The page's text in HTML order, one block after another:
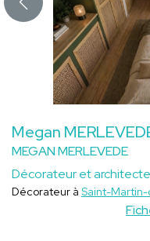
Megan
MEGAN MERLEVEDE
Décorateur et
Décorateur à Saint-Martin-